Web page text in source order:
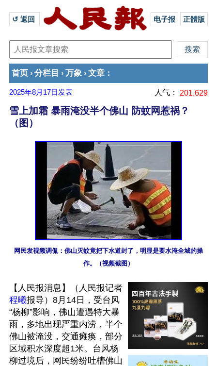
↺ 返回 电子报 正體版
首页 › 分栏目 › 万象 › 文章 ：
2025年8月17日 发表 人气： 201,629
雪上加霜 暴雨淹没半个佛山 防蚊网惹祸？
（图）
网民发视频调侃：佛山灭蚊竟把下水道封了，明显是要水淹全城的操
作。（视频截图）
【人民报消息】（人民报记者
程曦报导）8月14日，受台风
“杨柳”影响，佛山遭遇特大暴
雨，多地出现严重内涝，半个
佛山被淹没，交通瘫痪，部分
区域积水深度超1米。台风杨
柳过境后，网民纷纷吐槽佛山